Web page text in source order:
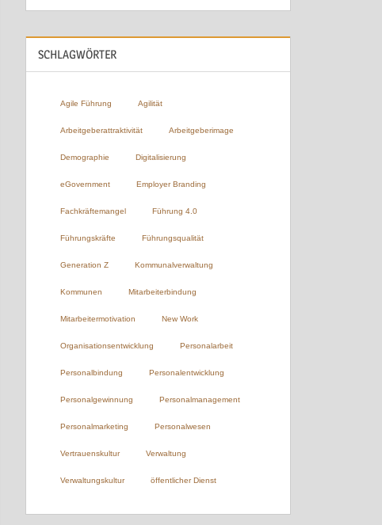
SCHLAGWÖRTER
Agile Führung Agilität
Arbeitgeberattraktivität Arbeitgeberimage
Demographie Digitalisierung
eGovernment Employer Branding
Fachkräftemangel Führung 4.0
Führungskräfte Führungsqualität
Generation Z Kommunalverwaltung
Kommunen Mitarbeiterbindung
Mitarbeitermotivation New Work
Organisationsentwicklung Personalarbeit
Personalbindung Personalentwicklung
Personalgewinnung Personalmanagement
Personalmarketing Personalwesen
Vertrauenskultur Verwaltung
Verwaltungskultur öffentlicher Dienst